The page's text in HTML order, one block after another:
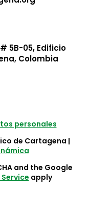
5B-05, Edificio
Colombia
personales
de Cartagena |
and the Google
apply